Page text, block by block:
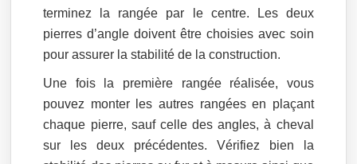
terminez la rangée par le centre. Les deux
pierres d’angle doivent être choisies avec soin
pour assurer la stabilité de la construction.
Une fois la première rangée réalisée, vous
pouvez monter les autres rangées en plaçant
chaque pierre, sauf celle des angles, à cheval
sur les deux précédentes. Vérifiez bien la